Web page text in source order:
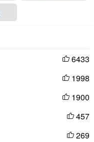
 6433
 1998
 1900
 457
 269